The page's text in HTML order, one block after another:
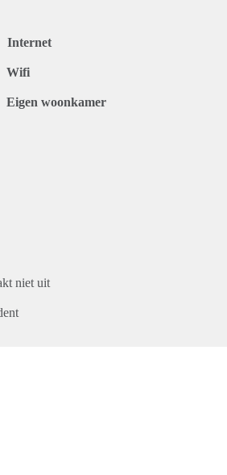
Internet
Wifi
Eigen woonkamer
niet uit